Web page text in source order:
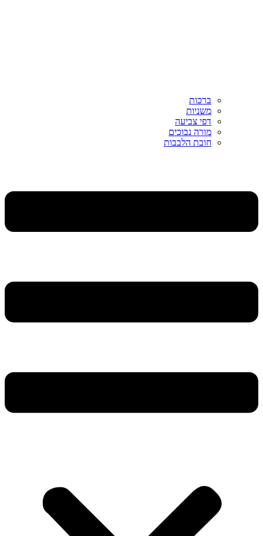
ברכות
משניות
דפי צביעה
מורה נבוכים
חובת הלבבות